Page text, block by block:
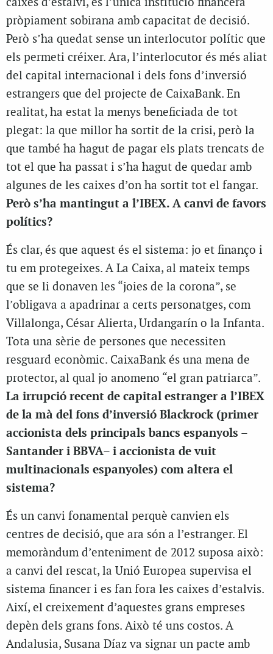
pròpiament sobirana amb capacitat de decisió.
Però s’ha quedat sense un interlocutor polític que
els permeti créixer. Ara, l’interlocutor és més aliat
del capital internacional i dels fons d’inversió
estrangers que del projecte de CaixaBank. En
realitat, ha estat la menys beneficiada de tot
plegat: la que millor ha sortit de la crisi, però la
que també ha hagut de pagar els plats trencats de
tot el que ha passat i s’ha hagut de quedar amb
algunes de les caixes d’on ha sortit tot el fangar.
Però s’ha mantingut a l’IBEX. A canvi de favors
polítics?
És clar, és que aquest és el sistema: jo et finanço i
tu em protegeixes. A La Caixa, al mateix temps
que se li donaven les “joies de la corona”, se
l’obligava a apadrinar a certs personatges, com
Villalonga, César Alierta, Urdangarín o la Infanta.
Tota una sèrie de persones que necessiten
resguard econòmic. CaixaBank és una mena de
protector, al qual jo anomeno “el gran patriarca”.
La irrupció recent de capital estranger a l’IBEX
de la mà del fons d’inversió Blackrock (primer
accionista dels principals bancs espanyols –
Santander i BBVA– i accionista de vuit
multinacionals espanyoles) com altera el
sistema?
És un canvi fonamental perquè canvien els
centres de decisió, que ara són a l’estranger. El
memoràndum d’enteniment de 2012 suposa això:
a canvi del rescat, la Unió Europea supervisa el
sistema financer i es fan fora les caixes d’estalvis.
Així, el creixement d’aquestes grans empreses
depèn dels grans fons. Això té uns costos. A
Andalusia, Susana Díaz va signar un pacte amb